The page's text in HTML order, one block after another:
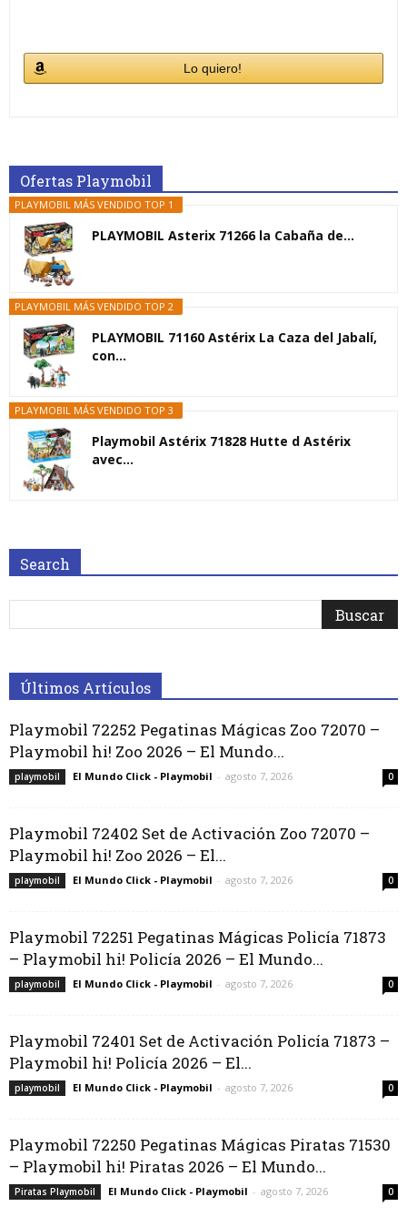
Lo quiero!
Ofertas Playmobil
PLAYMOBIL MÁS VENDIDO TOP 1
PLAYMOBIL Asterix 71266 la Cabaña de...
PLAYMOBIL MÁS VENDIDO TOP 2
PLAYMOBIL 71160 Astérix La Caza del Jabalí,
con...
PLAYMOBIL MÁS VENDIDO TOP 3
Playmobil Astérix 71828 Hutte d Astérix
avec...
Search
Últimos Artículos
Playmobil 72252 Pegatinas Mágicas Zoo 72070 –
Playmobil hi! Zoo 2026 – El Mundo...
playmobil El Mundo Click - Playmobil - agosto 7, 2026 0
Playmobil 72402 Set de Activación Zoo 72070 –
Playmobil hi! Zoo 2026 – El...
playmobil El Mundo Click - Playmobil - agosto 7, 2026 0
Playmobil 72251 Pegatinas Mágicas Policía 71873
– Playmobil hi! Policía 2026 – El Mundo...
playmobil El Mundo Click - Playmobil - agosto 7, 2026 0
Playmobil 72401 Set de Activación Policía 71873 –
Playmobil hi! Policía 2026 – El...
playmobil El Mundo Click - Playmobil - agosto 7, 2026 0
Playmobil 72250 Pegatinas Mágicas Piratas 71530
– Playmobil hi! Piratas 2026 – El Mundo...
Piratas Playmobil El Mundo Click - Playmobil - agosto 7, 2026 0